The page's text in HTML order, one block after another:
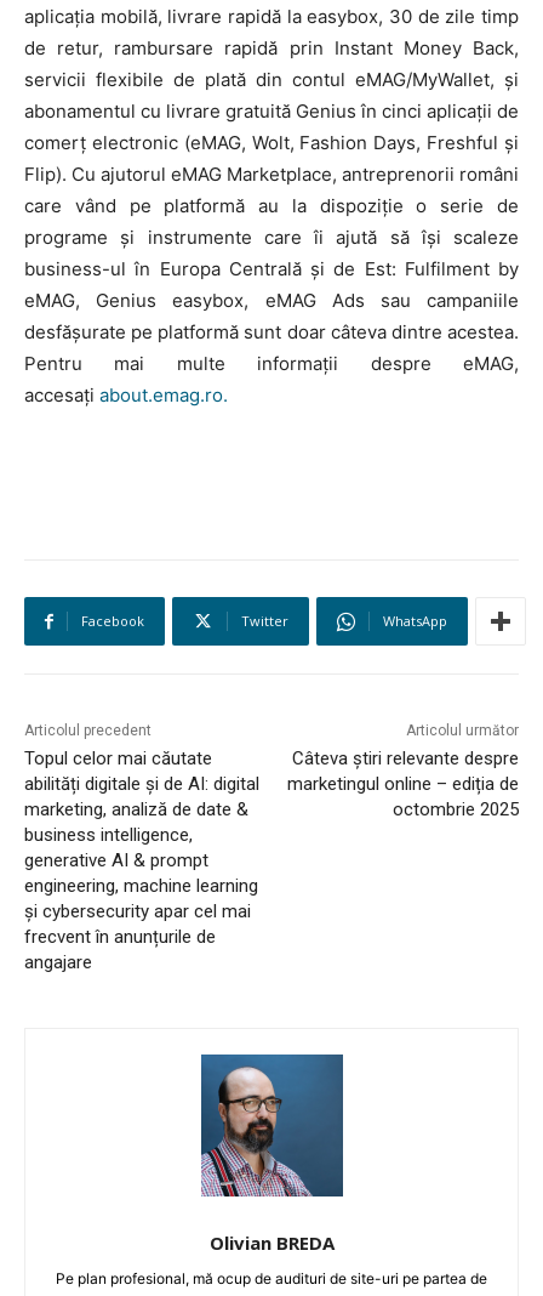
AI
STUDIES
CONTACT
aplicația mobilă, livrare rapidă la easybox, 30 de zile timp
de retur, rambursare rapidă prin Instant Money Back,
servicii flexibile de plată din contul eMAG/MyWallet, și
abonamentul cu livrare gratuită Genius în cinci aplicații de
comerț electronic (eMAG, Wolt, Fashion Days, Freshful și
Flip). Cu ajutorul eMAG Marketplace, antreprenorii români
care vând pe platformă au la dispoziție o serie de
programe și instrumente care îi ajută să își scaleze
business-ul în Europa Centrală și de Est: Fulfilment by
eMAG, Genius easybox, eMAG Ads sau campaniile
desfășurate pe platformă sunt doar câteva dintre acestea.
Pentru mai multe informații despre eMAG,
accesați about.emag.ro.
Facebook Twitter WhatsApp
Articolul precedent
Topul celor mai căutate
abilități digitale și de AI: digital
marketing, analiză de date &
business intelligence,
generative AI & prompt
engineering, machine learning
și cybersecurity apar cel mai
frecvent în anunțurile de
angajare
Articolul următor
Câteva știri relevante despre
marketingul online – ediția de
octombrie 2025
Olivian BREDA
Pe plan profesional, mă ocup de audituri de site-uri pe partea de